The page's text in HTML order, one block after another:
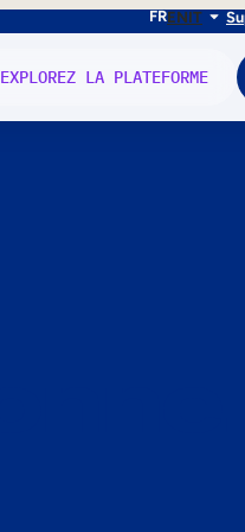
FRENIT
EXPLOREZ LA PLATEFORME